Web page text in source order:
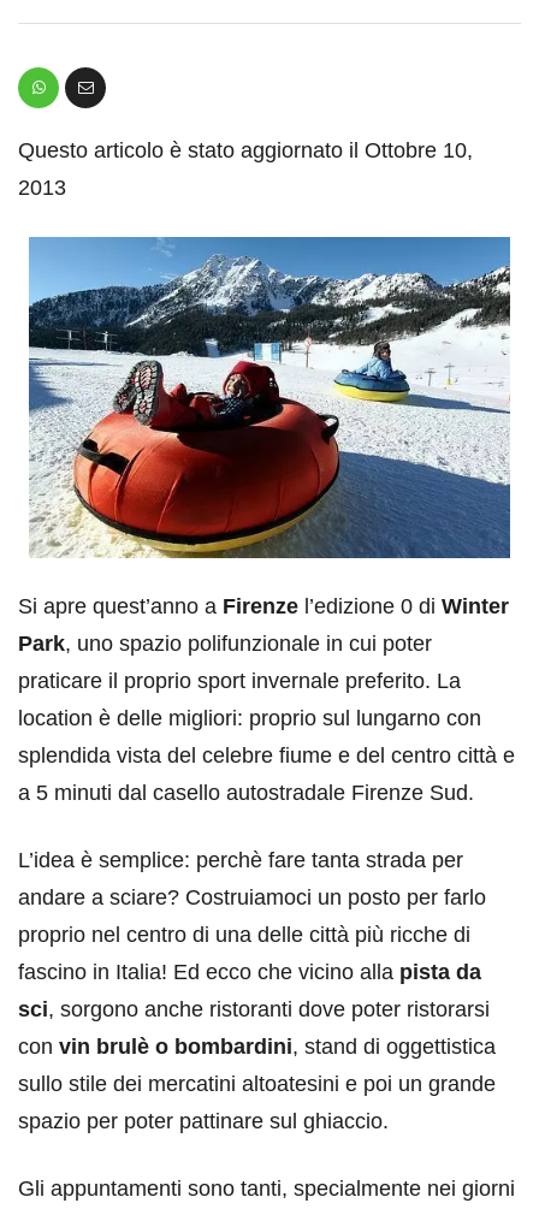
Questo articolo è stato aggiornato il Ottobre 10,
2013
Si apre quest’anno a Firenze l’edizione 0 di Winter
Park, uno spazio polifunzionale in cui poter
praticare il proprio sport invernale preferito. La
location è delle migliori: proprio sul lungarno con
splendida vista del celebre fiume e del centro città e
a 5 minuti dal casello autostradale Firenze Sud.
L’idea è semplice: perchè fare tanta strada per
andare a sciare? Costruiamoci un posto per farlo
proprio nel centro di una delle città più ricche di
fascino in Italia! Ed ecco che vicino alla pista da
sci, sorgono anche ristoranti dove poter ristorarsi
con vin brulè o bombardini, stand di oggettistica
sullo stile dei mercatini altoatesini e poi un grande
spazio per poter pattinare sul ghiaccio.
Gli appuntamenti sono tanti, specialmente nei giorni